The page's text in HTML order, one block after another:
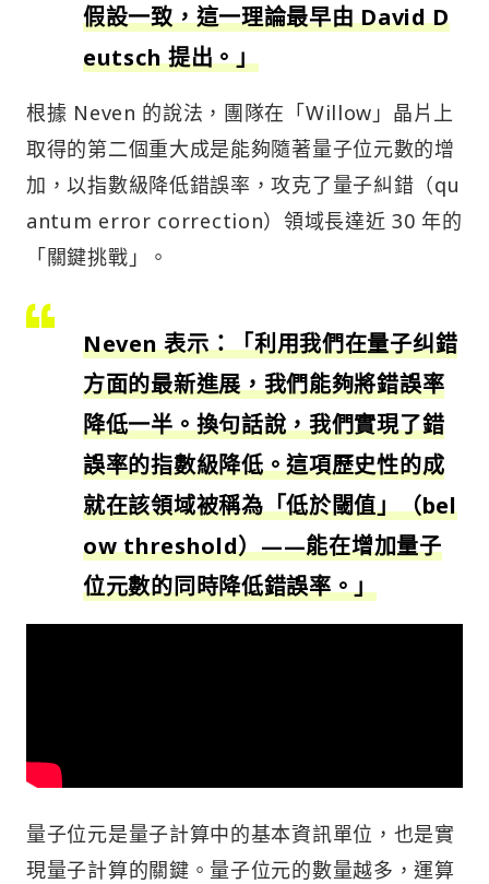
假設一致，這一理論最早由 David D
eutsch 提出。」
根據 Neven 的說法，團隊在「Willow」晶片上
取得的第二個重大成是能夠隨著量子位元數的增
加，以指數級降低錯誤率，攻克了量子糾錯（qu
antum error correction）領域長達近 30 年的
「關鍵挑戰」。
Neven 表示：「利用我們在量子纠錯
方面的最新進展，我們能夠將錯誤率
降低一半。換句話說，我們實現了錯
誤率的指數級降低。這項歷史性的成
就在該領域被稱為「低於閾值」（bel
ow threshold）——能在增加量子
位元數的同時降低錯誤率。」
量子位元是量子計算中的基本資訊單位，也是實
現量子計算的關鍵。量子位元的數量越多，運算